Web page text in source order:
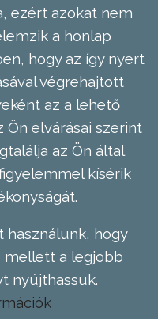
ezért azokat nem
a honlap
hogy az így nyert
végrehajtott
az a lehető
elvárásai szerint
az Ön által
kísérik
használunk, hogy
mellett a legjobb
nyújthassuk.